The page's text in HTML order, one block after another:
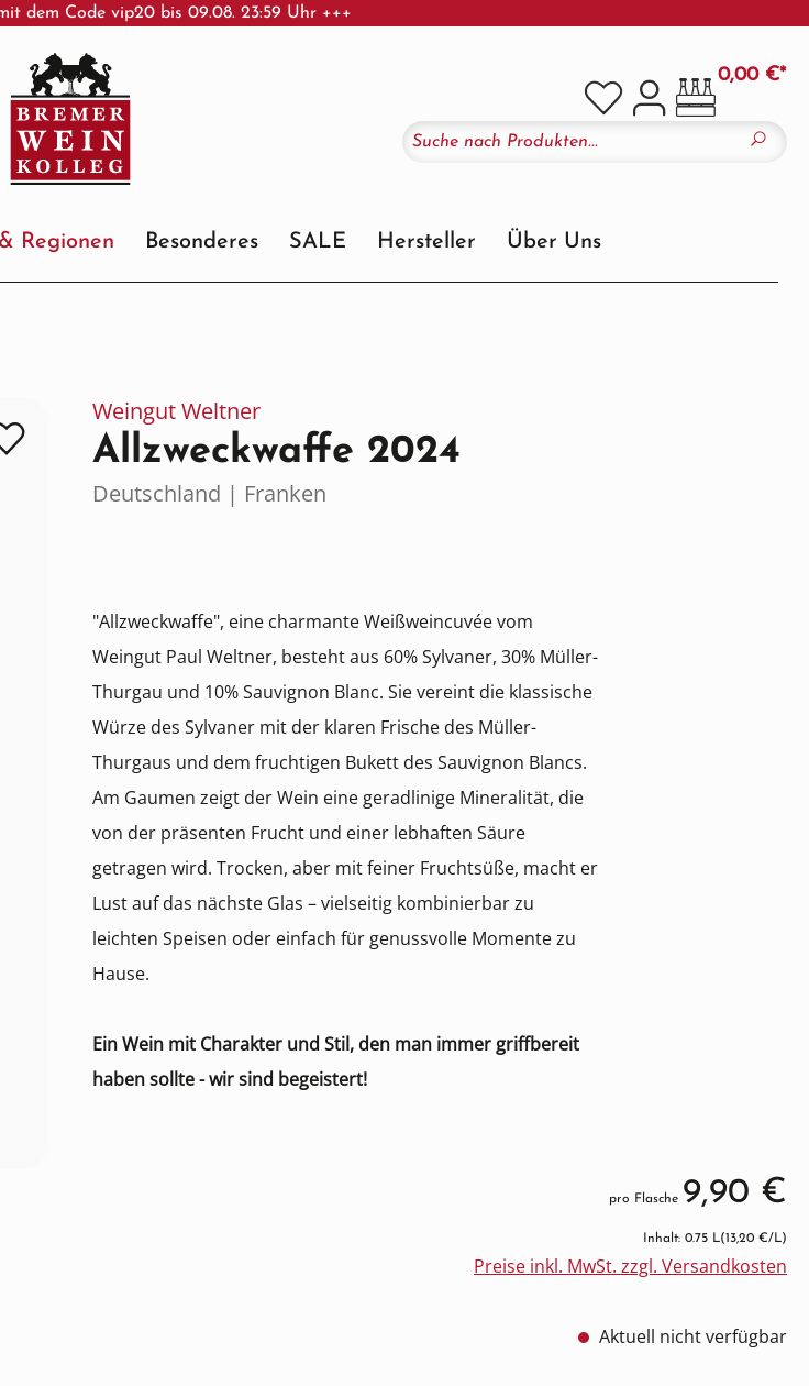
dem Code vip20 bis 09.08. 23:59 Uhr +++
0,00 €*
Regionen Besonderes SALE Hersteller Über Uns
Weingut Weltner
Allzweckwaffe 2024
Deutschland | Franken
"Allzweckwaffe", eine charmante Weißweincuvée vom
Weingut Paul Weltner, besteht aus 60% Sylvaner, 30% Müller-
Thurgau und 10% Sauvignon Blanc. Sie vereint die klassische
Würze des Sylvaner mit der klaren Frische des Müller-
Thurgaus und dem fruchtigen Bukett des Sauvignon Blancs.
Am Gaumen zeigt der Wein eine geradlinige Mineralität, die
von der präsenten Frucht und einer lebhaften Säure
getragen wird. Trocken, aber mit feiner Fruchtsüße, macht er
Lust auf das nächste Glas – vielseitig kombinierbar zu
leichten Speisen oder einfach für genussvolle Momente zu
Hause.
Ein Wein mit Charakter und Stil, den man immer griffbereit
haben sollte - wir sind begeistert!
pro Flasche 9,90 €
Inhalt: 0.75 L(13,20 €/L)
Preise inkl. MwSt. zzgl. Versandkosten
Aktuell nicht verfügbar